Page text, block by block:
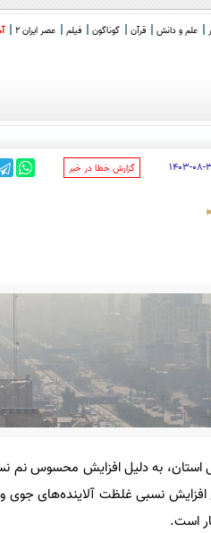
علم و دانش قرآن گوناگون فیلم عصر ایران 2
‌گزارش خطا در خبر
استان، به دلیل افزایش محسوس نم
افزایش نسبی غلظت آلاینده‌های
است.